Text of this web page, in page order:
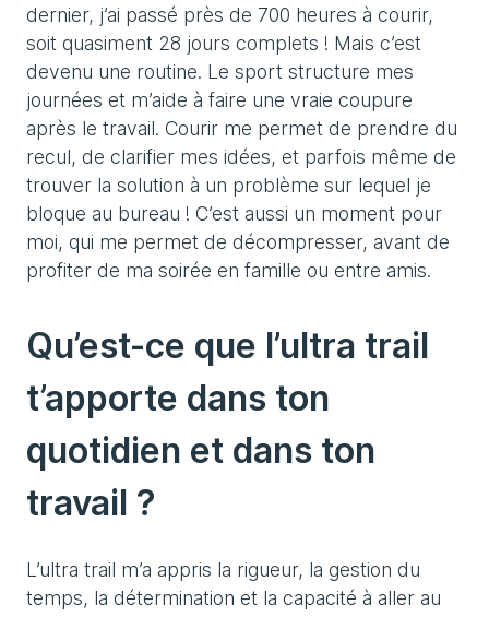
dernier, j’ai passé près de 700 heures à courir,
soit quasiment 28 jours complets ! Mais c’est
devenu une routine. Le sport structure mes
journées et m’aide à faire une vraie coupure
après le travail. Courir me permet de prendre du
recul, de clarifier mes idées, et parfois même de
trouver la solution à un problème sur lequel je
bloque au bureau ! C’est aussi un moment pour
moi, qui me permet de décompresser, avant de
profiter de ma soirée en famille ou entre amis.
Qu’est-ce que l’ultra trail
t’apporte dans ton
quotidien et dans ton
travail ?
L’ultra trail m’a appris la rigueur, la gestion du
temps, la détermination et la capacité à aller au